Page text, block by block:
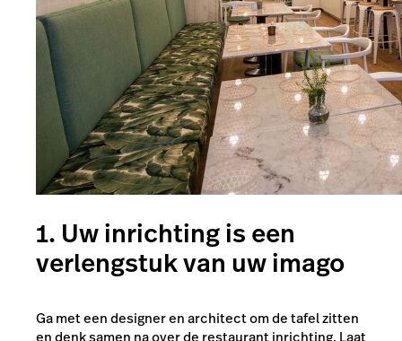
1. Uw inrichting is een
verlengstuk van uw imago
Ga met een designer en architect om de tafel zitten
en denk samen na over de restaurant inrichting. Laat